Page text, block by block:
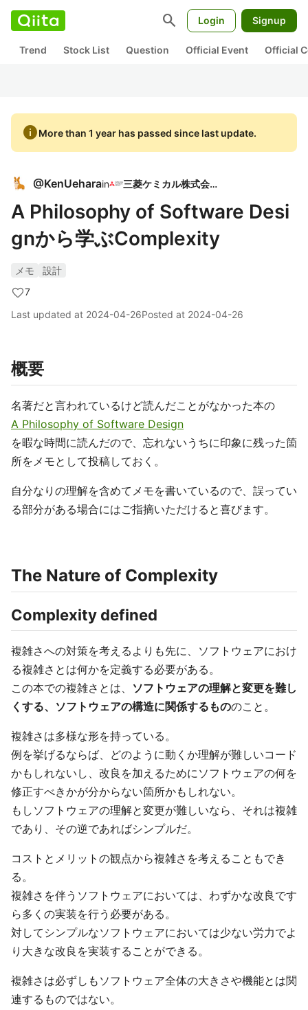
search Login Signup
Trend Stock List Question Official Event Official
infoMore than 1 year has passed since last update.
@KenUeharain 三菱ケミカル株式会社
A Philosophy of Software Desi
gnから学ぶComplexity
メモ
設計
7
Last updated at 2024-04-26Posted at 2024-04-26
概要
名著だと言われているけど読んだことがなかった本の
A Philosophy of Software Design
を暇な時間に読んだので、忘れないうちに印象に残った箇
所をメモとして投稿しておく。
自分なりの理解を含めてメモを書いているので、誤ってい
る部分がある場合にはご指摘いただけると喜びます。
The Nature of Complexity
Complexity defined
複雑さへの対策を考えるよりも先に、ソフトウェアにおけ
る複雑さとは何かを定義する必要がある。
この本での複雑さとは、 ソフトウェアの理解と変更を難し
くする、ソフトウェアの構造に関係するもののこと。
複雑さは多様な形を持っている。
例を挙げるならば、どのように動くか理解が難しいコード
かもしれないし、改良を加えるためにソフトウェアの何を
修正すべきかが分からない箇所かもしれない。
もしソフトウェアの理解と変更が難しいなら、それは複雑
であり、その逆であればシンプルだ。
コストとメリットの観点から複雑さを考えることもでき
る。
複雑さを伴うソフトウェアにおいては、わずかな改良です
ら多くの実装を行う必要がある。
対してシンプルなソフトウェアにおいては少ない労力でよ
り大きな改良を実装することができる。
複雑さは必ずしもソフトウェア全体の大きさや機能とは関
連するものではない。